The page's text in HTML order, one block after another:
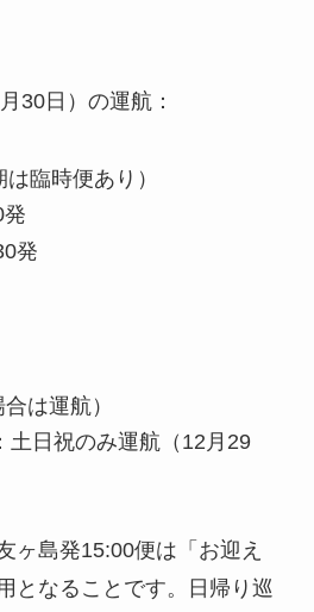
30日）の運航：
臨時便あり）
発
は運航）
土日祝のみ運航（12月29
ヶ島発15:00便は「お迎え
となることです。日帰り巡